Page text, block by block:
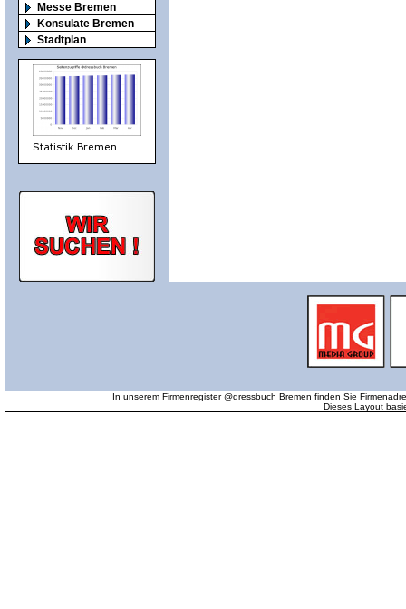
Messe Bremen
Konsulate Bremen
Stadtplan
In unserem Firmenregister @dressbuch Bremen finden Sie
Dieses Layout